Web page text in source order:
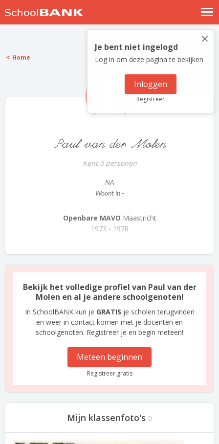
Nostalgische verhalen
Log in
Meld je gratis aan
×
Je bent niet ingelogd
Log in om deze pagina te bekijken
Inloggen
Registreer
Home
Paul van der Molen
Kent 0 personen
NA
Woont in -
Openbare MAVO Maastricht
1973 - 1978
Bekijk het volledige profiel van Paul van der
Molen en al je andere schoolgenoten!
In SchoolBANK kun je GRATIS je scholen terugvinden
en weer in contact komen met je docenten en
schoolgenoten. Registreer je en begin meteen!
Meteen beginnen
Registreer gratis
Mijn klassenfoto's 0